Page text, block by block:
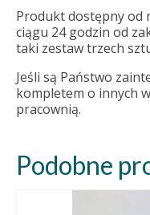
Produkt dostępny od
ciągu 24 godzin od
taki zestaw trzech
Jeśli są Państwo
kompletem o innych
pracownią.
Podobne